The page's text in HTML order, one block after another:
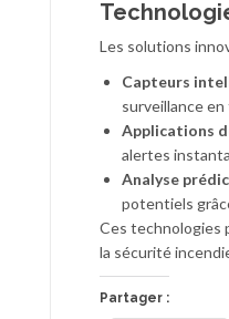
Les solutions
Capteurs
surveillance
Applications
alertes
Analyse
potentiels
Ces technologies
la sécurité
Partager :